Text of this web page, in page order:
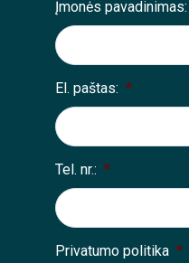
Įmonės pavadinimas:
El. paštas: *
Tel. nr.: *
Privatumo politika *